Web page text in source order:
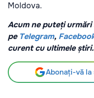
Moldova.
Acum ne puteți urmări
pe Telegram,
curent cu ultimele știri.
Abonați-vă